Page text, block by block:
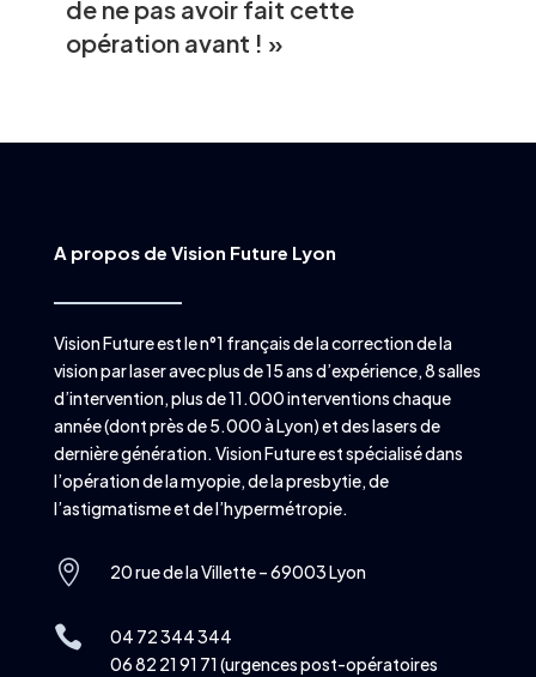
de ne pas avoir fait cette
opération avant ! »
A propos de Vision Future Lyon
Vision Future est le n°1 français de la correction de la
vision par laser avec plus de 15 ans d’expérience, 8 salles
d’intervention, plus de 11.000 interventions chaque
année (dont près de 5.000 à Lyon) et des lasers de
dernière génération. Vision Future est spécialisé dans
l’opération de la myopie, de la presbytie, de
l’astigmatisme et de l’hypermétropie.
 20 rue de la Villette – 69003 Lyon

04 72 344 344
06 82 21 91 71 (urgences post-opératoires